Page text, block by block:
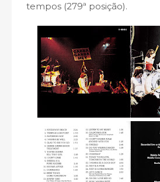
tempos (279ª posição).